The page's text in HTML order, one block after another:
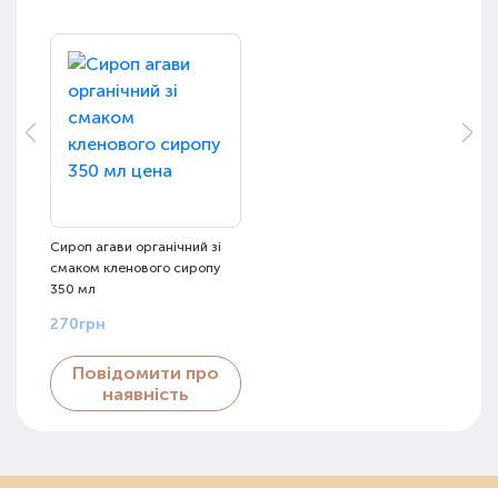
Сироп агави органічний зі
смаком кленового сиропу
350 мл
270грн
Повідомити про
наявність